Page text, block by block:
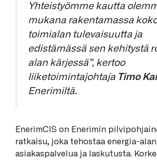
Yhteistyömme kautta
mukana rakentamassa
toimialan tulevaisuutta ja
edistämässä sen kehitystä
alan kärjessä”, kertoo
liiketoimintajohtaja Timo
Enerimiltä.
EnerimCIS on Enerimin
ratkaisu, joka tehostaa energia-
asiakaspalvelua ja laskutusta.